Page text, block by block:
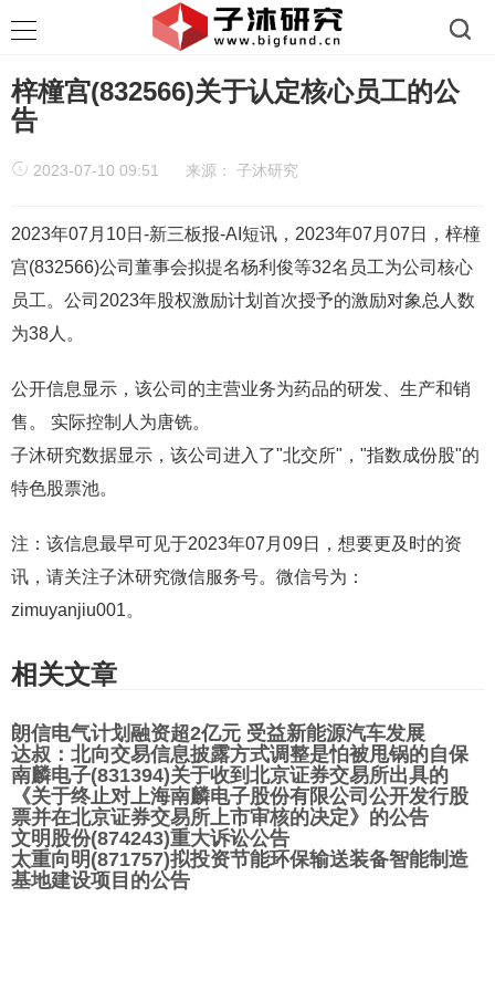
梓橦宫(832566)关于认定核心员工的公
告
2023-07-10 09:51 来源： 子沐研究
2023年07月10日-新三板报-AI短讯，2023年07月07日，梓橦
宫(832566)公司董事会拟提名杨利俊等32名员工为公司核心
员工。公司2023年股权激励计划首次授予的激励对象总人数
为38人。
公开信息显示，该公司的主营业务为药品的研发、生产和销
售。 实际控制人为唐铣。
子沐研究数据显示，该公司进入了"北交所"，"指数成份股"的
特色股票池。
注：该信息最早可见于2023年07月09日，想要更及时的资
讯，请关注子沐研究微信服务号。微信号为：
zimuyanjiu001。
相关文章
朗信电气计划融资超2亿元 受益新能源汽车发展
达叔：北向交易信息披露方式调整是怕被甩锅的自保
南麟电子(831394)关于收到北京证券交易所出具的
《关于终止对上海南麟电子股份有限公司公开发行股
票并在北京证券交易所上市审核的决定》的公告
文明股份(874243)重大诉讼公告
太重向明(871757)拟投资节能环保输送装备智能制造
基地建设项目的公告